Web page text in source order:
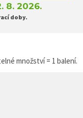
8. 2026.
doby.
množství = 1 balení.